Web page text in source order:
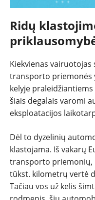
Ridų
Kiekvienas
transporto priemonės
kelyje
šiais degalais varomi
eksploatacijos
Dėl to dyzelinių
klastojama. Iš vakarų
transporto priemonių,
tūkst. kilometrų vertė
Tačiau vos už kelis